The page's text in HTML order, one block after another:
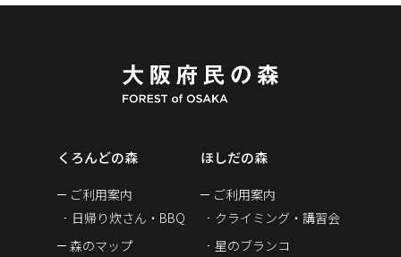
くろんどの森
ご利用案内
日帰り炊さん・BBQ
森のマップ
ほしだの森
ご利用案内
クライミング・講習会
星のブランコ